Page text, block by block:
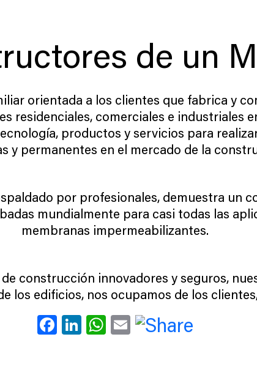
de un
orientada a los clientes que fabrica y
residenciales, comerciales e industriales
productos y servicios para
y permanentes en el mercado de la
por profesionales, demuestra un
mundialmente para casi todas las
membranas impermeabilizantes.
construcción innovadores y seguros,
los edificios, nos ocupamos de los
Facebook
LinkedIn
WhatsApp
Email